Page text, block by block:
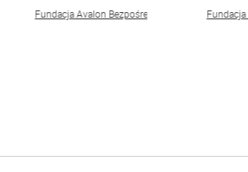
Fundacja Avalon Bezpośrednia Pomoc